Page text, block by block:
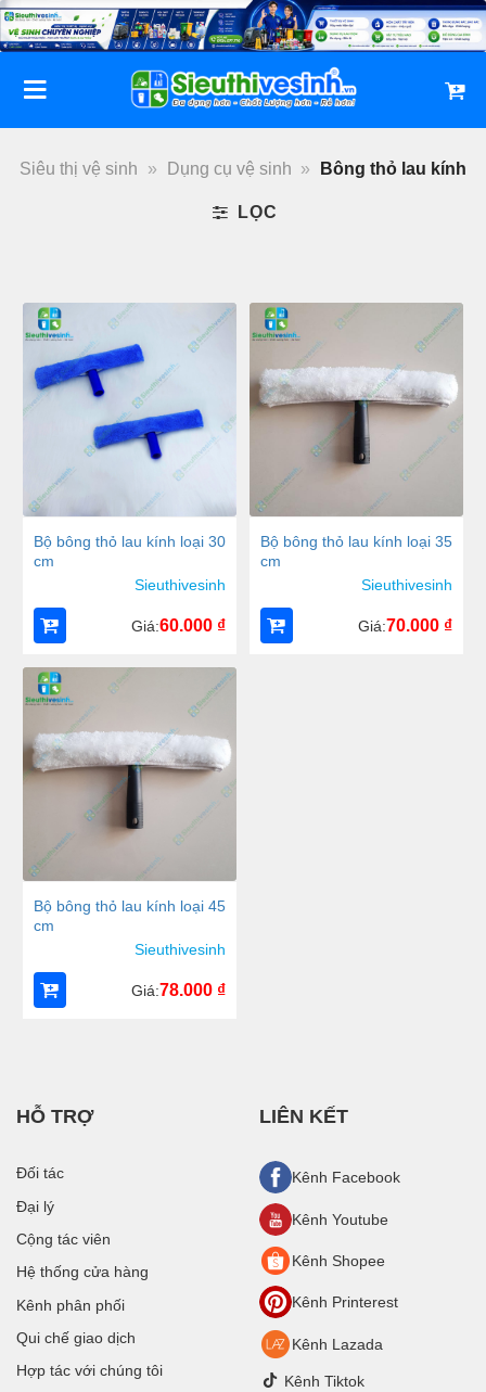
Bỏ
qua
dung
Siêu thị vệ sinh » Dụng cụ vệ sinh » Bông thỏ lau kính
LỌC
Bộ bông thỏ lau kính loại 30
cm
Sieuthivesinh
Giá:60.000 ₫
Bộ bông thỏ lau kính loại 35
cm
Sieuthivesinh
Giá:70.000 ₫
Bộ bông thỏ lau kính loại 45
cm
Sieuthivesinh
Giá:78.000 ₫
HỖ TRỢ
Đối tác
Đại lý
Cộng tác viên
Hệ thống cửa hàng
Kênh phân phối
Qui chế giao dịch
Hợp tác với chúng tôi
LIÊN KẾT
Kênh Facebook
Kênh Youtube
Kênh Shopee
Kênh Printerest
Kênh Lazada
Kênh Tiktok